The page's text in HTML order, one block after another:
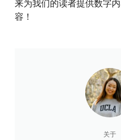
来为我们的读者提供数字
容！
关于